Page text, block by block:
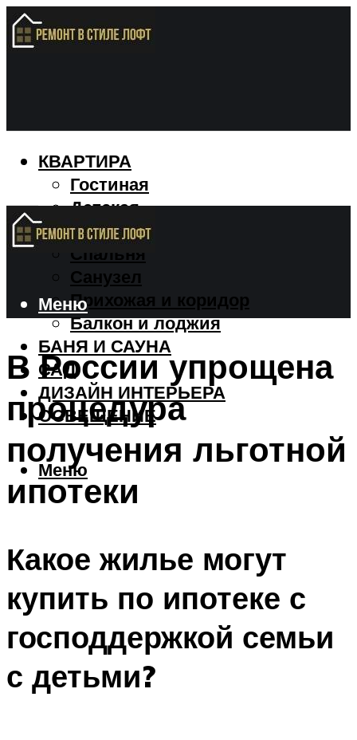
КВАРТИРА
Гостиная
Детская
Кухня
Спальня
Санузел
Прихожая и коридор
Балкон и лоджия
БАНЯ И САУНА
САД
ДИЗАЙН ИНТЕРЬЕРА
ОСВЕЩЕНИЕ
Меню
Меню
В России упрощена
процедура
получения льготной
ипотеки
Какое жилье могут
купить по ипотеке с
господдержкой семьи
с детьми?